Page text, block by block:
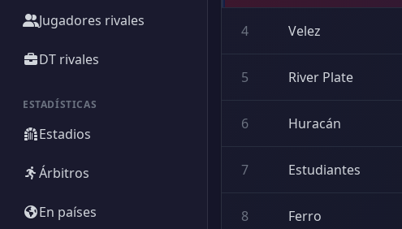
Jugadores rivales
DT rivales
ESTADÍSTICAS
Estadios
Árbitros
En países
4 Velez
5 River Plate
6 Huracán
7 Estudiantes
8 Ferro